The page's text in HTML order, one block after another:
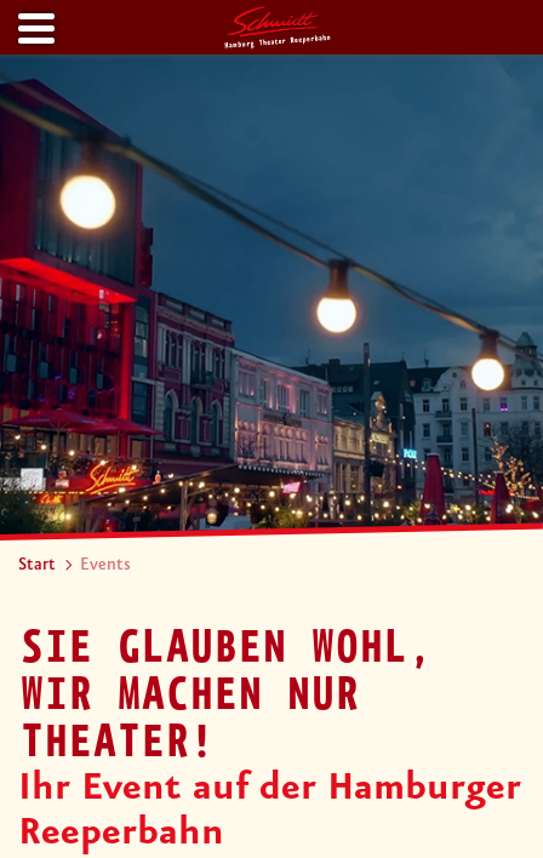
Start Events
SIE GLAUBEN WOHL,
WIR MACHEN NUR
THEATER!
Ihr Event auf der Hamburger
Reeperbahn